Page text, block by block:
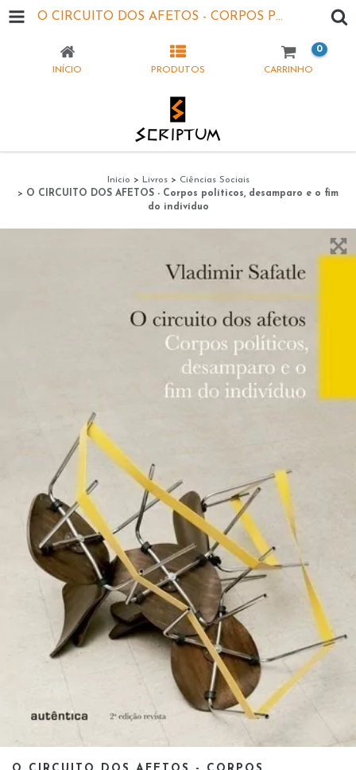
O CIRCUITO DOS AFETOS - CORPOS POLÍTICOS, DESAMPARO E O FIM DO INDIVÍDUO
INÍCIO PRODUTOS CARRINHO
0
Início > Livros > Ciências Sociais
> O CIRCUITO DOS AFETOS - Corpos políticos, desamparo e o fim
do indivíduo